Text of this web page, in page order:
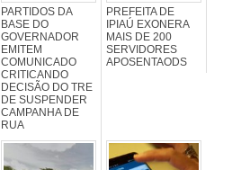
PARTIDOS DA
BASE DO
GOVERNADOR
EMITEM
COMUNICADO
CRITICANDO
DECISÃO DO TRE
DE SUSPENDER
CAMPANHA DE
RUA
PREFEITA DE
IPIAÚ EXONERA
MAIS DE 200
SERVIDORES
APOSENTAODS